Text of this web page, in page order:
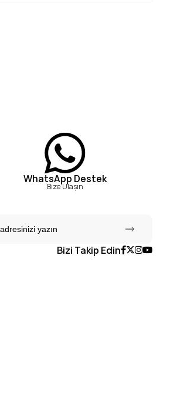
WhatsApp Destek
Bize Ulaşın
Bizi Takip Edin